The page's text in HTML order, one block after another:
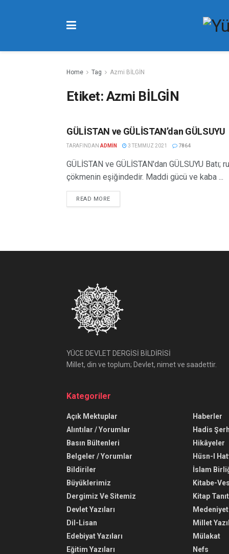
Home Tag Azmi BİLGİN
Etiket: Azmi BİLGİN
KITAP TANITIMI
GÜLİSTAN ve GÜLİSTAN’dan GÜLSUYU
TARAFINDAN ADMIN 3 TEMMUZ 2021 7864
GÜLİSTAN ve GÜLİSTAN'dan GÜLSUYU
çökmenin eşiğindedir. Maddi gücü ve kaba ...
READ MORE
YÜCE DEVLET DERGİSİ BİLDİRİSİ
Millet, din ve toplum; Devlet, nimet ve saadettir.
Kategoriler
Açık Mektuplar
Alıntılar / Yorumlar
Basın Bültenleri
Belgeler / Yorumlar
Bildiriler
Büyüklerimiz
Dergimiz Ve Sitemiz
Devlet Yazıları
Dil-Lisan
Edebiyat Yazıları
Eğitim Yazıları
Haberler
Hadis
Hikâyeler
Hüsn-I
İslam
Kitabe-
Kitap
Medeniyet
Millet
Mülakat
Nefs